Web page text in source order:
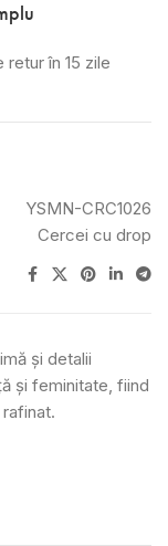
retur în 15 zile
YSMN-CRC1026
Cercei cu drop
și detalii
și feminitate, fiind